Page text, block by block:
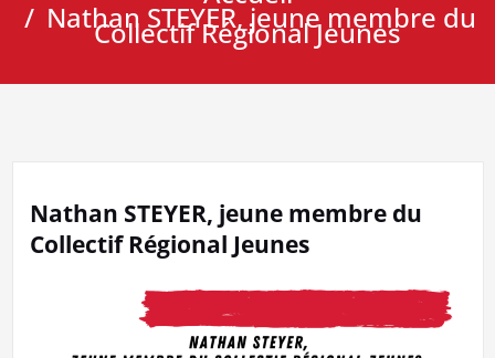
Nathan STEYER, jeune membre du
Collectif Régional Jeunes
Nathan STEYER, jeune membre du
Collectif Régional Jeunes